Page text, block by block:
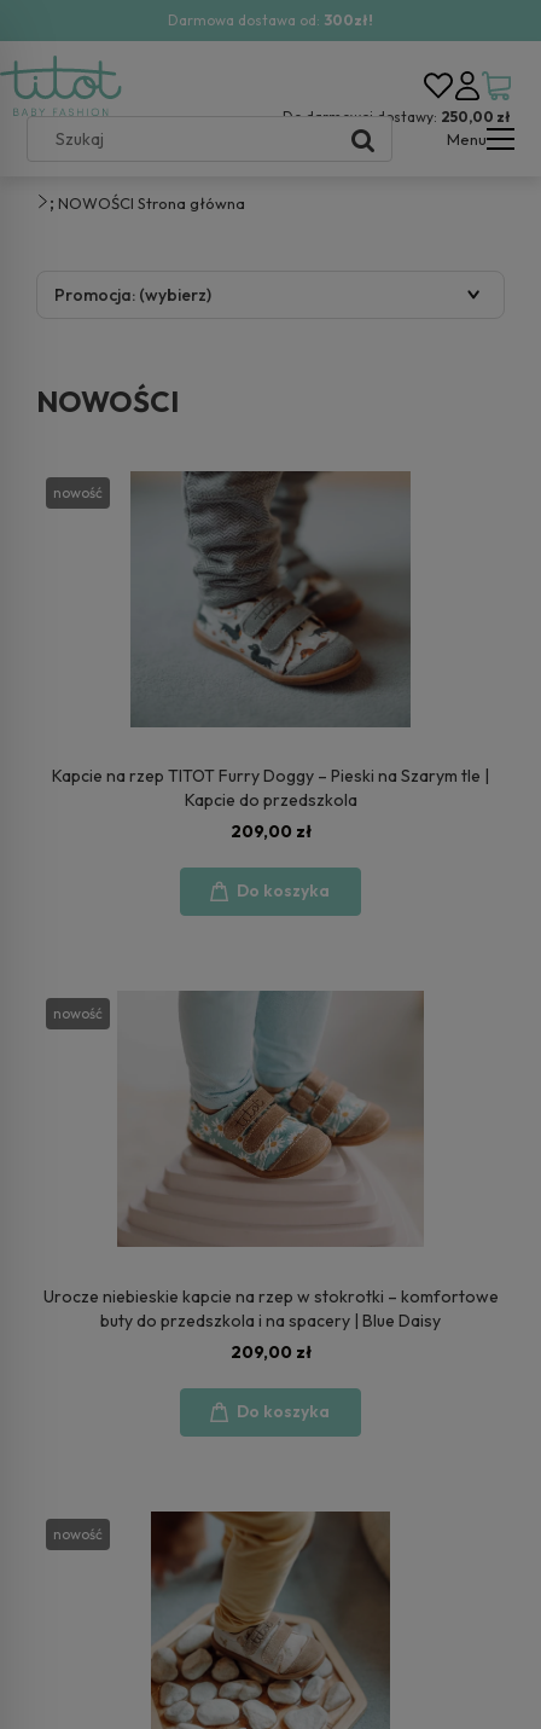
Darmowa dostawa od: 300zł!
Do darmowej dostawy: 250,00 zł
Menu
; NOWOŚCI Strona główna
Promocja: (wybierz)
NOWOŚCI
Kapcie na rzep TITOT Furry Doggy – Pieski na Szarym tle |
Kapcie do przedszkola
209,00 zł
Do koszyka
nowość
Urocze niebieskie kapcie na rzep w stokrotki – komfortowe
buty do przedszkola i na spacery | Blue Daisy
209,00 zł
Do koszyka
nowość
nowość